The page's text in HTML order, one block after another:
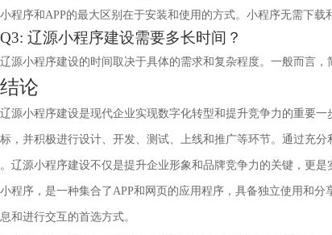
小程序和APP的最大区别在于安装和使用的方式。小程序无需下
Q3: 辽源小程序建设需要多长时间？
辽源小程序建设的时间取决于具体的需求和复杂程度。一般而言
结论
辽源小程序建设是现代企业实现数字化转型和提升竞争力的重要
标，并积极进行设计、开发、测试、上线和推广等环节。通过充
。辽源小程序建设不仅是提升企业形象和品牌竞争力的关键，更
小程序，是一种集合了APP和网页的应用程序，具备独立使用和
息和进行交互的首选方式。